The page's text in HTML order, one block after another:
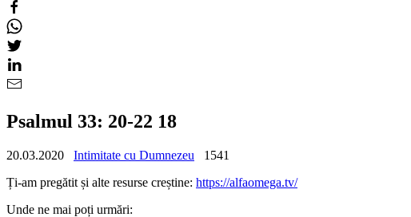
Psalmul 33: 20-22 18
20.03.2020 Intimitate cu Dumnezeu
1541
Ți-am pregătit și alte resurse creștine: https://alfaomega.tv/
Unde ne mai poți urmări: